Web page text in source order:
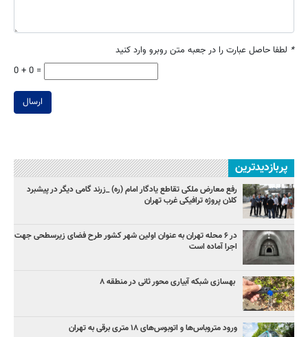
* لطفا حاصل عبارت را در جعبه متن روبرو وارد کنید
0 + 0 =
ارسال
پربازدیدترین
رفع معارض ملکی تقاطع یادگار امام (ره) _زرند گامی دیگر در پیشبرد
کلان پروژه‌ ترافیکی غرب تهران
در ۶ محله تهران به عنوان اولین شهر کشور طرح فضای زیرسطحی جهت
اجرا آماده است
بهسازی شبکه آبیاری محور ثانی در منطقه ۸
ورود متروباس‌ها و اتوبوس‌های ۱۸ متری برقی به تهران